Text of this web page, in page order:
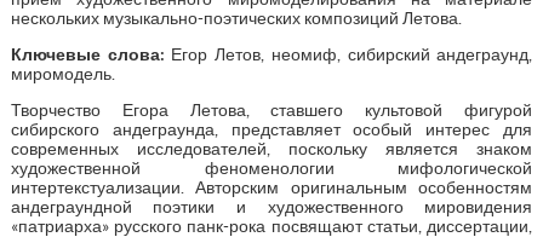
нескольких музыкально-поэтических композиций Летова.
Ключевые слова: Егор Летов, неомиф, сибирский андеграунд,
миромодель.
Творчество Егора Летова, ставшего культовой фигурой
сибирского андеграунда, представляет особый интерес для
современных исследователей, поскольку является знаком
художественной феноменологии мифологической
интертекстуализации. Авторским оригинальным особенностям
андеграундной поэтики и художественного мировидения
«патриарха» русского панк-рока посвящают статьи, диссертации,